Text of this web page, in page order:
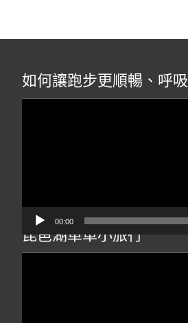
如何讓跑步更順暢、呼吸
00:00
琵琶湖單車小旅行